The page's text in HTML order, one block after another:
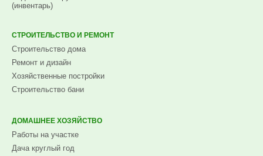
(инвентарь)
СТРОИТЕЛЬСТВО И РЕМОНТ
Строительство дома
Ремонт и дизайн
Хозяйственные постройки
Строительство бани
ДОМАШНЕЕ ХОЗЯЙСТВО
Работы на участке
Дача круглый год